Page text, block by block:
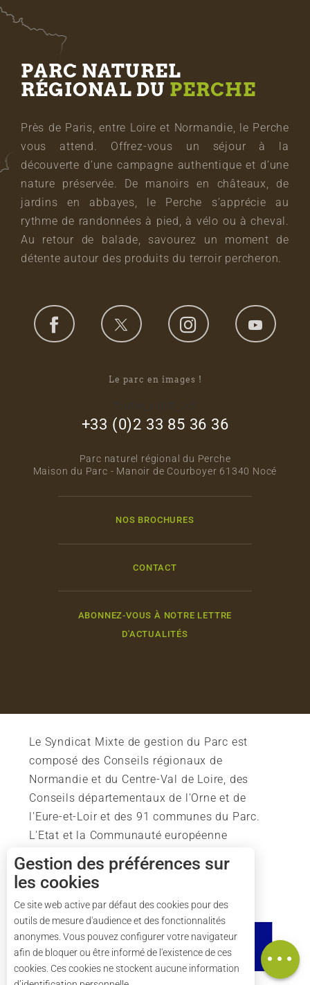
Horaires
Carte
PARC NATUREL
RÉGIONAL DU PERCHE
Près de Paris, entre Loire et Normandie, le Perche
vous attend. Offrez-vous un séjour à la
découverte d’une campagne authentique et d’une
nature préservée. De manoirs en châteaux, de
jardins en abbayes, le Perche s’apprécie au
rythme de randonnées à pied, à vélo ou à cheval.
Au retour de balade, savourez un moment de
détente autour des produits du terroir percheron.
Le parc en images !
+33 (0)2 33 85 36 36
Parc naturel régional du Perche
Maison du Parc - Manoir de Courboyer 61340 Nocé
NOS BROCHURES
CONTACT
ABONNEZ-VOUS À NOTRE LETTRE
D'ACTUALITÉS
Le Syndicat Mixte de gestion du Parc est
composé des Conseils régionaux de
Normandie et du Centre-Val de Loire, des
Conseils départementaux de l'Orne et de
l'Eure-et-Loir et des 91 communes du Parc.
L'Etat et la Communauté européenne
soutiennent également l'action du Parc.
Gestion des préférences sur
les cookies
Ce site web active par défaut des cookies pour des
outils de mesure d'audience et des fonctionnalités
anonymes. Vous pouvez configurer votre navigateur
afin de bloquer ou être informé de l'existence de ces
cookies. Ces cookies ne stockent aucune information